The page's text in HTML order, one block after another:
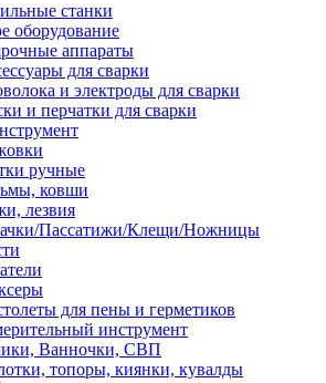
станки
оборудование
аппараты
для сварки
и электроды для сварки
и перчатки для сварки
ручные
ковши
лезвия
Пассатижи/Клещи/Ножницы
для пены и герметиков
инструмент
Ванночки, СВП
топоры, киянки, кувалды